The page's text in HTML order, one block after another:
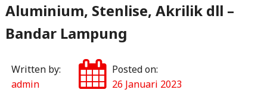
Aluminium, Stenlise, Akrilik dll –
Bandar Lampung
Written by:
admin
Posted on:
26 Januari 2023